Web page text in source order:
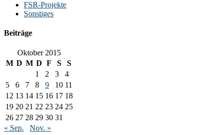
FSR-Projekte
Sonstiges
Beiträge
Oktober 2015
M D M D F S
S
1
2 3
4
5
6 7 8 9 10 11
12 13 14 15 16 17 18
19 20 21 22 23 24 25
26 27 28 29 30 31
« Sep.
Nov. »